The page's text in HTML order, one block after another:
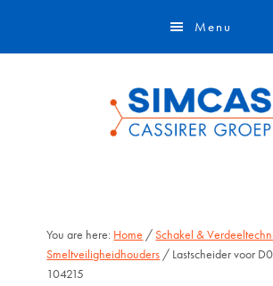
Menu
You are here: Home /Schakel &
Smeltveiligheidhouders / Lastscheider voor
104215